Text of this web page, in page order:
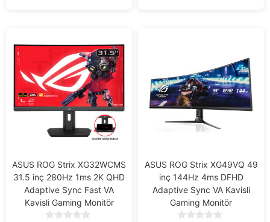
ASUS ROG Strix XG32WCMS
31.5 inç 280Hz 1ms 2K QHD
Adaptive Sync Fast VA
Kavisli Gaming Monitör
ASUS ROG Strix XG49VQ 49
inç 144Hz 4ms DFHD
Adaptive Sync VA Kavisli
Gaming Monitör